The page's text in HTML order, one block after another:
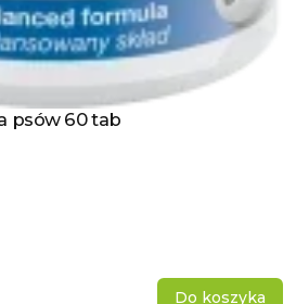
psów 60 tab
Do koszyka